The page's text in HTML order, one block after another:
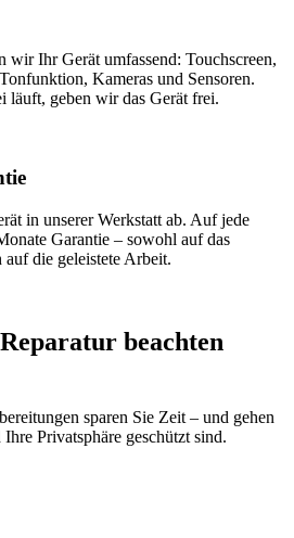
wir Ihr Gerät umfassend: Touchscreen,
Kameras und Sensoren.
läuft, geben wir das Gerät frei.
in unserer Werkstatt ab. Auf jede
Garantie – sowohl auf das
auf die geleistete Arbeit.
beachten
sparen Sie Zeit – und gehen
Privatsphäre geschützt sind.